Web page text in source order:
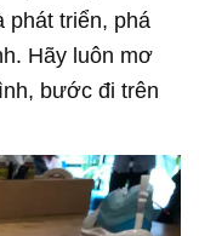
phát triển, phá
Hãy luôn mơ
bước đi trên